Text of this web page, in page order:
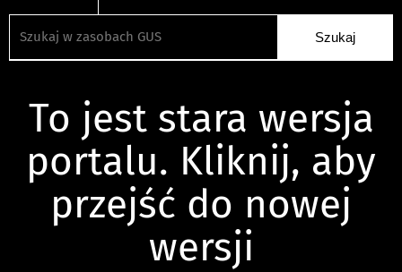
To jest stara wersja
portalu. Kliknij, aby
przejść do nowej
wersji